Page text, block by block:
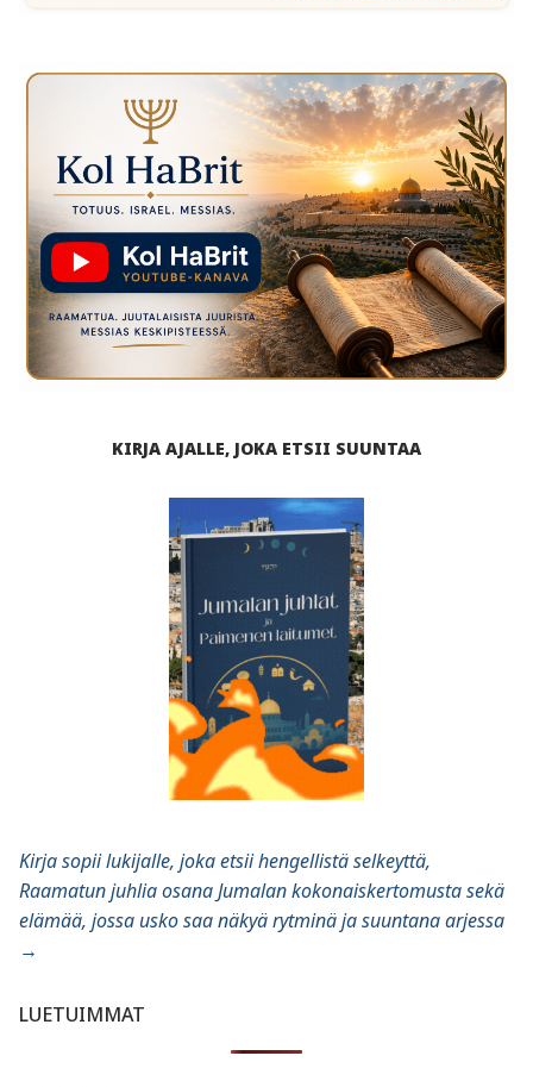
KIRJA AJALLE, JOKA ETSII SUUNTAA
Kirja sopii lukijalle, joka etsii hengellistä selkeyttä,
Raamatun juhlia osana Jumalan kokonaiskertomusta sekä
elämää, jossa usko saa näkyä rytminä ja suuntana arjessa
→
LUETUIMMAT